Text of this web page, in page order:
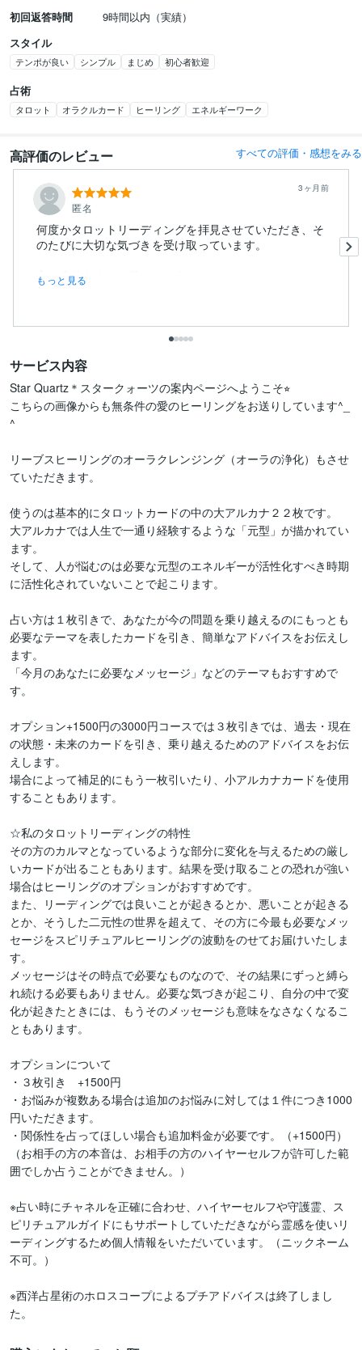
初回返答時間
9時間以内（実績）
スタイル
テンポが良い シンプル まじめ 初心者歓迎
占術
タロット オラクルカード ヒーリング エネルギーワーク
高評価のレビュー すべての評価・感想をみる
匿名
3ヶ月前
何度かタロットリーディングを拝見させていただき、そ
のたびに大切な気づきを受け取っています。
心も身体もすっと整ったよう...
もっと見る
サービス内容
Star Quartz＊スタークォーツの案内ページへようこそ⭐︎
こちらの画像からも無条件の愛のヒーリングをお送りしています^_
^
リーブスヒーリングのオーラクレンジング（オーラの浄化）もさせ
ていただきます。
使うのは基本的にタロットカードの中の大アルカナ２２枚です。
大アルカナでは人生で一通り経験するような「元型」が描かれてい
ます。
そして、人が悩むのは必要な元型のエネルギーが活性化すべき時期
に活性化されていないことで起こります。
占い方は１枚引きで、あなたが今の問題を乗り越えるのにもっとも
必要なテーマを表したカードを引き、簡単なアドバイスをお伝えし
ます。
「今月のあなたに必要なメッセージ」などのテーマもおすすめで
す。
オプション+1500円の3000円コースでは３枚引きでは、過去・現在
の状態・未来のカードを引き、乗り越えるためのアドバイスをお伝
えします。
場合によって補足的にもう一枚引いたり、小アルカナカードを使用
することもあります。
☆私のタロットリーディングの特性
その方のカルマとなっているような部分に変化を与えるための厳し
いカードが出ることもあります。結果を受け取ることの恐れが強い
場合はヒーリングのオプションがおすすめです。
また、リーディングでは良いことが起きるとか、悪いことが起きる
とか、そうした二元性の世界を超えて、その方に今最も必要なメッ
セージをスピリチュアルヒーリングの波動をのせてお届けいたしま
す。
メッセージはその時点で必要なものなので、その結果にずっと縛ら
れ続ける必要もありません。必要な気づきが起こり、自分の中で変
化が起きたときには、もうそのメッセージも意味をなさなくなるこ
ともあります。
オプションについて
・３枚引き　+1500円
・お悩みが複数ある場合は追加のお悩みに対しては１件につき1000
円いただきます。
・関係性を占ってほしい場合も追加料金が必要です。（+1500円）
（お相手の方の本音は、お相手の方のハイヤーセルフが許可した範
囲でしか占うことができません。）
※占い時にチャネルを正確に合わせ、ハイヤーセルフや守護霊、ス
ピリチュアルガイドにもサポートしていただきながら霊感を使いリ
ーディングするため個人情報をいただいています。（ニックネーム
不可。）
※西洋占星術のホロスコープによるプチアドバイスは終了しまし
た。